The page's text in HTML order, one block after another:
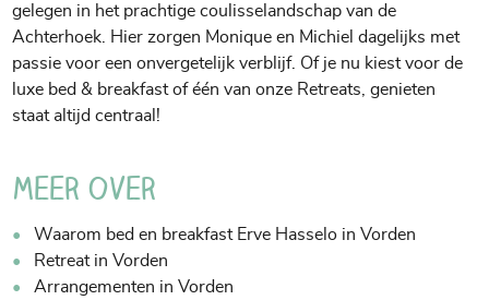
gelegen in het prachtige coulisselandschap van de
Achterhoek. Hier zorgen Monique en Michiel dagelijks met
passie voor een onvergetelijk verblijf. Of je nu kiest voor de
luxe bed & breakfast of één van onze Retreats, genieten
staat altijd centraal!
Meer over
Waarom bed en breakfast Erve Hasselo in Vorden
Retreat in Vorden
Arrangementen in Vorden